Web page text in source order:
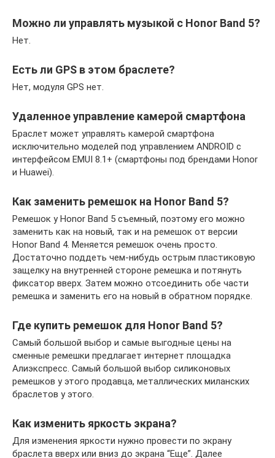
Можно ли управлять музыкой с Honor Band 5?
Нет.
Есть ли GPS в этом браслете?
Нет, модуля GPS нет.
Удаленное управление камерой смартфона
Браслет может управлять камерой смартфона
исключительно моделей под управлением ANDROID с
интерфейсом EMUI 8.1+ (смартфоны под брендами Honor
и Huawei).
Как заменить ремешок на Honor Band 5?
Ремешок у Honor Band 5 съемный, поэтому его можно
заменить как на новый, так и на ремешок от версии
Honor Band 4. Меняется ремешок очень просто.
Достаточно поддеть чем-нибудь острым пластиковую
защелку на внутренней стороне ремешка и потянуть
фиксатор вверх. Затем можно отсоединить обе части
ремешка и заменить его на новый в обратном порядке.
Где купить ремешок для Honor Band 5?
Самый большой выбор и самые выгодные цены на
сменные ремешки предлагает интернет площадка
Алиэкспресс. Самый большой выбор силиконовых
ремешков у этого продавца, металлических миланских
браслетов у этого.
Как изменить яркость экрана?
Для изменения яркости нужно провести по экрану
браслета вверх или вниз до экрана “Еще”. Далее